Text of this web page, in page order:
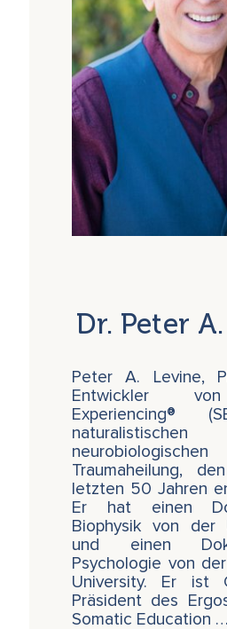
Dr. Peter
Peter A. Levine,
Entwickler
Experiencing®
Traumaheilung,
letzten 50 Jahren
Er hat einen
Biophysik von der
und einen
Psychologie von
University. Er ist
Präsident des
Somatic Education …